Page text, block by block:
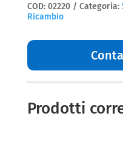
COD: 02220 Categoria:
Ricambio
Prodotti